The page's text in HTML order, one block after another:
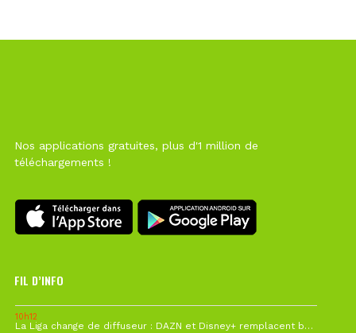
Nos applications gratuites, plus d'1 million de
téléchargements !
FIL D’INFO
10h12
La Liga change de diffuseur : DAZN et Disney+ remplacent beIN Sports !